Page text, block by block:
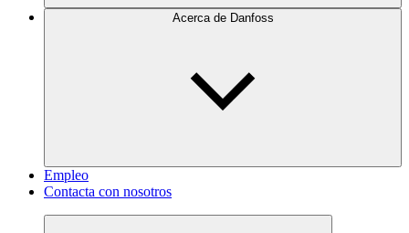
Acerca de Danfoss
Empleo
Contacta con nosotros